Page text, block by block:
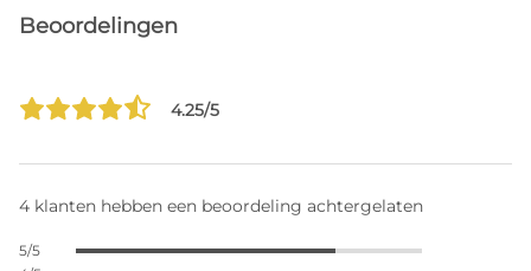
Beoordelingen
4.25/5
4 klanten hebben een beoordeling achtergelaten
5/5